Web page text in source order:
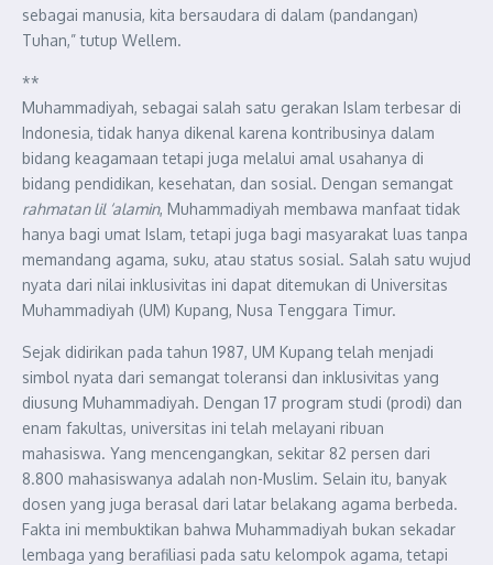
sebagai manusia, kita bersaudara di dalam (pandangan)
Tuhan,” tutup Wellem.
**
Muhammadiyah, sebagai salah satu gerakan Islam terbesar di
Indonesia, tidak hanya dikenal karena kontribusinya dalam
bidang keagamaan tetapi juga melalui amal usahanya di
bidang pendidikan, kesehatan, dan sosial. Dengan semangat
rahmatan lil ‘alamin, Muhammadiyah membawa manfaat tidak
hanya bagi umat Islam, tetapi juga bagi masyarakat luas tanpa
memandang agama, suku, atau status sosial. Salah satu wujud
nyata dari nilai inklusivitas ini dapat ditemukan di Universitas
Muhammadiyah (UM) Kupang, Nusa Tenggara Timur.
Sejak didirikan pada tahun 1987, UM Kupang telah menjadi
simbol nyata dari semangat toleransi dan inklusivitas yang
diusung Muhammadiyah. Dengan 17 program studi (prodi) dan
enam fakultas, universitas ini telah melayani ribuan
mahasiswa. Yang mencengangkan, sekitar 82 persen dari
8.800 mahasiswanya adalah non-Muslim. Selain itu, banyak
dosen yang juga berasal dari latar belakang agama berbeda.
Fakta ini membuktikan bahwa Muhammadiyah bukan sekadar
lembaga yang berafiliasi pada satu kelompok agama, tetapi